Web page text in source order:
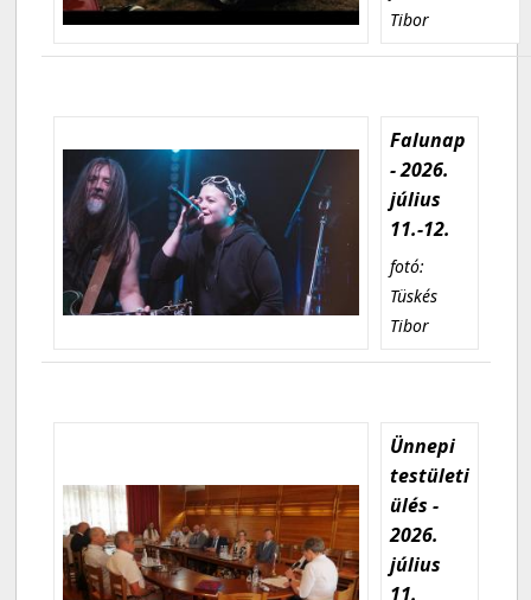
Tibor
Falunap
- 2026.
július
11.-12.
fotó:
Tüskés
Tibor
Ünnepi
testületi
ülés -
2026.
július
11.